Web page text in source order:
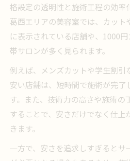
格設定の透明性と施術工程の効率
葛西エリアの美容室では、カット
に表示されている店舗や、1000
帯サロンが多く見られます。
例えば、メンズカットや学生割引
安い店舗は、短時間で施術が完了
す。また、技術力の高さや施術の
することで、安さだけでなく仕上
きます。
一方で、安さを追求しすぎるとサ